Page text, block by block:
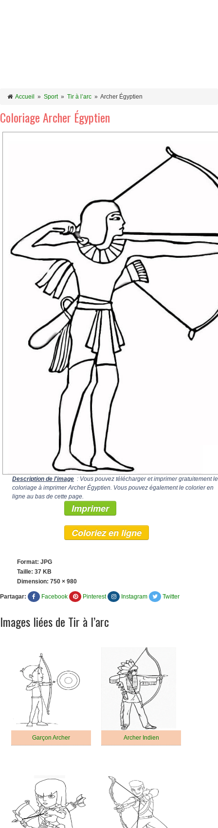
Accueil » Sport» Tir à l’arc » Archer Égyptien
Coloriage Archer Égyptien
Description de l'image : Vous pouvez télécharger et imprimer gratuitement le
coloriage à imprimer Archer Égyptien. Vous pouvez également le colorier en
ligne au bas de cette page.
Imprimer
Coloriez en ligne
Format: JPG
Taille: 37 KB
Dimension: 750 × 980
Partagar: Facebook Pinterest Instagram Twitter
Images liées de Tir à l’arc
Garçon Archer Archer Indien